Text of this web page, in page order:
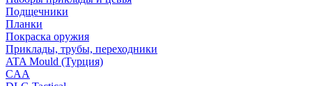
Подщечники
Планки
Покраска оружия
Приклады, трубы, переходники
ATA Mould (Турция)
CAA